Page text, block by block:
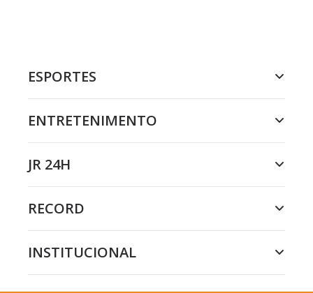
ESPORTES
ENTRETENIMENTO
JR 24H
RECORD
INSTITUCIONAL